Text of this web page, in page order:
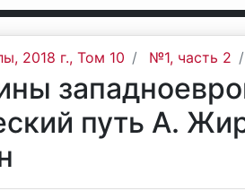
2018 г., Том 10 №1, часть 2
путь А.